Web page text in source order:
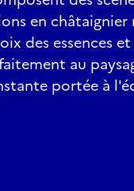
en
des essences
au
portée à